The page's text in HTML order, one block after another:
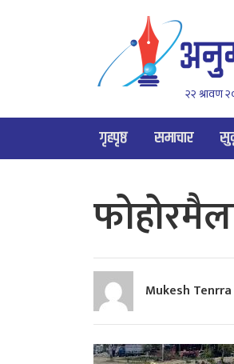
२२ श्रावण
गृहपृष्ठ समाचार
Mukesh Tenrra